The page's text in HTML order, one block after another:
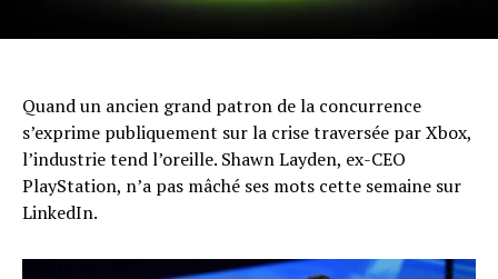
Quand un ancien grand patron de la concurrence
s’exprime publiquement sur la crise traversée par Xbox,
l’industrie tend l’oreille. Shawn Layden, ex-CEO
PlayStation, n’a pas mâché ses mots cette semaine sur
LinkedIn.